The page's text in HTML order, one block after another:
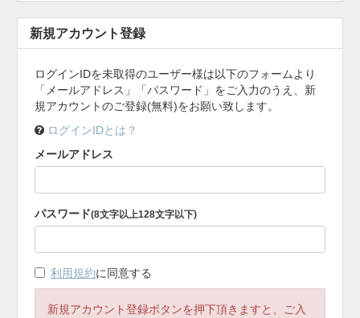
新規アカウント登録
ログインIDを未取得のユーザー様は以下のフォームより
「メールアドレス」「パスワード」をご入力のうえ、新
規アカウントのご登録(無料)をお願い致します。
ログインIDとは？
メールアドレス
パスワード(8文字以上128文字以下)
利用規約に同意する
新規アカウント登録ボタンを押下頂きますと、ご入